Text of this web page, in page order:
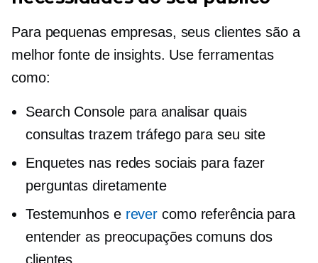
Para pequenas empresas, seus clientes são a
melhor fonte de insights. Use ferramentas
como:
Search Console para analisar quais
consultas trazem tráfego para seu site
Enquetes nas redes sociais para fazer
perguntas diretamente
Testemunhos e rever como referência para
entender as preocupações comuns dos
clientes